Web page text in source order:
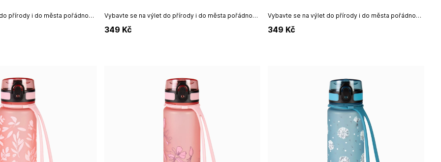
přírody i do města pořádnou
Vybavte se na výlet do přírody i do města pořádnou
si oblíbí dítě i...
349 Kč
Vybavte se na výlet do přírody i do města pořádnou
si oblíbí dítě i...
349 Kč